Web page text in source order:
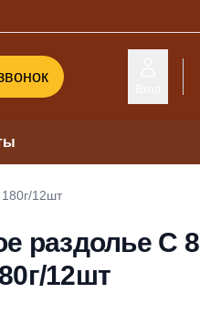
12шт
раздолье С 8
12шт